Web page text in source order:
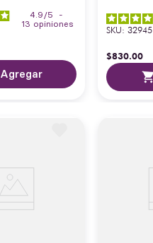
4.9 /5
-
13 opiniones
Agregar
SKU: 32945
$830.00